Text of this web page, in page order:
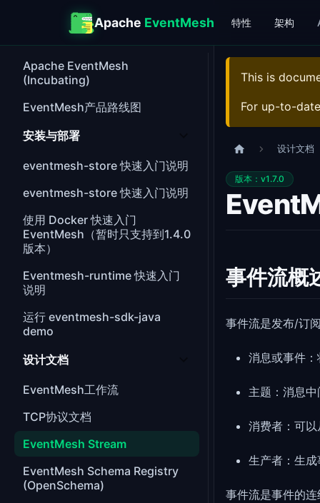
Apache EventMesh 特性 架构
Apache EventMesh
(Incubating)
EventMesh产品路线图
安装与部署
eventmesh-store 快速入门说明
eventmesh-store 快速入门说明
使用 Docker 快速入门
EventMesh（暂时只支持到1.4.0
版本）
Eventmesh-runtime 快速入门
说明
运行 eventmesh-sdk-java
demo
设计文档
EventMesh工作流
TCP协议文档
EventMesh Stream
EventMesh Schema Registry
(OpenSchema)
This is
For up-to-
设计文档
版本：v1.7.0
事件流概
事件流是发布/订
消息或事件
主题：消息
消费者：可
生产者：生成
事件流是事件的